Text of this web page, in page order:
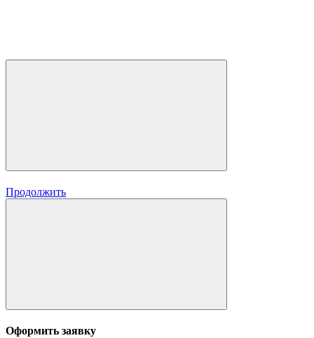
Продолжить
Оформить заявку